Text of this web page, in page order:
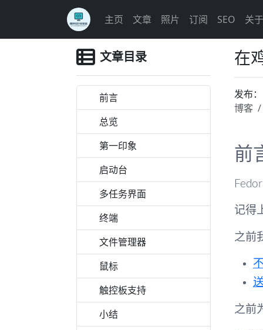
主页 文章 照片 订阅 SEO 关于
文章目录
前言
总览
第一印象
启动台
多任务界面
终端
文件管理器
鼠标
触控板支持
小结
在
发布
博客
前
记得
之前
之前